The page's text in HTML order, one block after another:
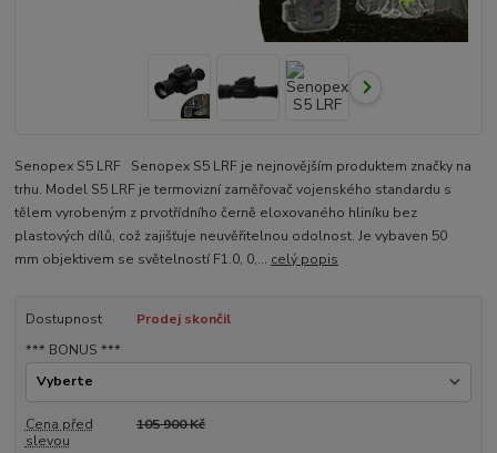
Senopex S5 LRF Senopex S5 LRF je nejnovějším produktem značky na
trhu. Model S5 LRF je termovizní zaměřovač vojenského standardu s
tělem vyrobeným z prvotřídního černě eloxovaného hliníku bez
plastových dílů, což zajišťuje neuvěřitelnou odolnost. Je vybaven 50
mm objektivem se světelností F1.0, 0,... celý popis
Dostupnost
Prodej skončil
*** BONUS ***
Cena před
slevou
105 900 Kč